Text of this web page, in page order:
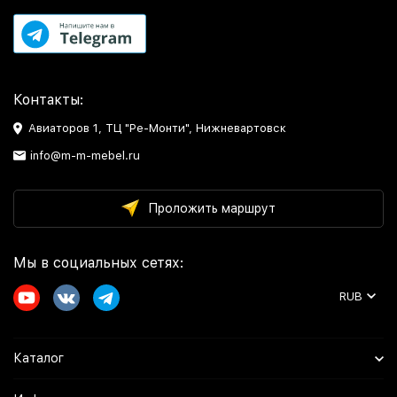
гарнитур икеа, икеа кухонный гарнитур белый, кухонные
гарнитуры ikea
Контакты:
Авиаторов 1, ТЦ "Ре-Монти", Нижневартовск
info@m-m-mebel.ru
Проложить маршрут
Мы в социальных сетях:
RUB
Каталог